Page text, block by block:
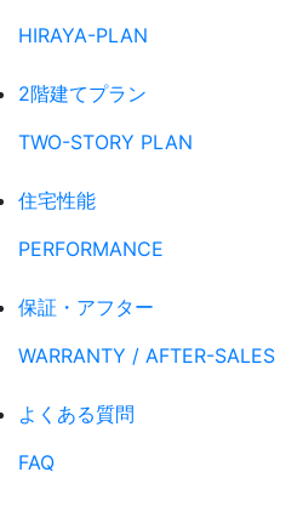
HIRAYA-PLAN
2階建てプラン
TWO-STORY PLAN
住宅性能
PERFORMANCE
保証・アフター
WARRANTY / AFTER-SALES
よくある質問
FAQ